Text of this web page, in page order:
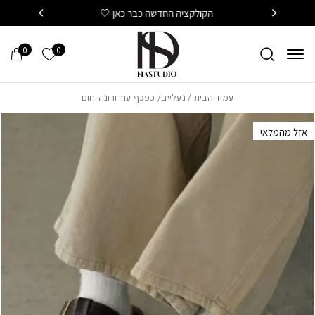
Skip to Content הקולקציה החדשה כבר כאן 🤍
0 הרשימה
0
עמוד הבית / נעליים/ כפכף עור ורונה-חום
אזל מהמלאי
בחזרה למעלה